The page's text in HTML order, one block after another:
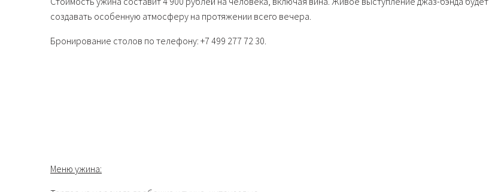
создавать особенную атмосферу на протяжении всего вечера.
Бронирование столов по телефону: +7 499 277 72 30.
Меню ужина: